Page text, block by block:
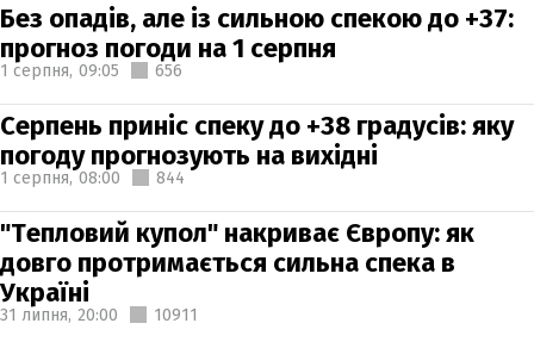
Без опадів, але із сильною спекою до +37:
прогноз погоди на 1 серпня
1 серпня, 09:05 656
Серпень приніс спеку до +38 градусів: яку
погоду прогнозують на вихідні
1 серпня, 08:00 844
"Тепловий купол" накриває Європу: як
довго протримається сильна спека в
Україні
31 липня, 20:00 10911